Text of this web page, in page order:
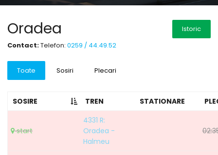
Istoric
Oradea
Contact:Telefon: 0259 / 44.49.52
Toate Sosiri Plecari
SOSIRE TREN STATIONARE
start
4331 R:
Oradea -
Halmeu